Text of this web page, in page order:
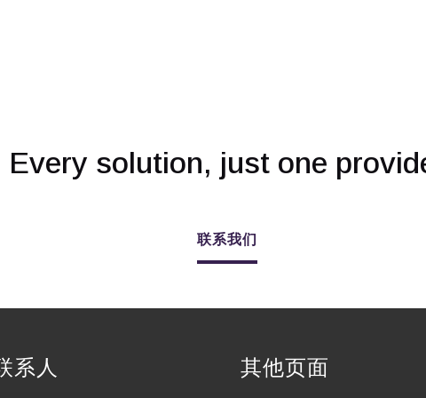
Every solution, just one
联系我们
系人 其他页面